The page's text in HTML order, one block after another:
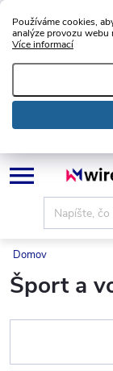
Používáme cookies,
analýze provozu webu
Více informací
Prejsť
na
Domov
Šport a